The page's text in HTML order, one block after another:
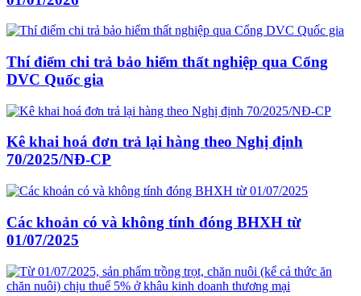
Thí điểm chi trả bảo hiểm thất nghiệp qua Cổng
DVC Quốc gia
Kê khai hoá đơn trả lại hàng theo Nghị định
70/2025/NĐ-CP
Các khoản có và không tính đóng BHXH từ
01/07/2025